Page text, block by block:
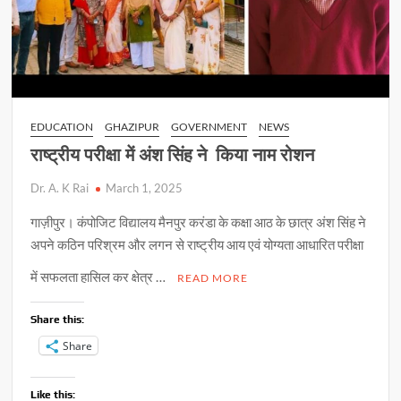
EDUCATION GHAZIPUR GOVERNMENT NEWS
राष्ट्रीय परीक्षा में अंश सिंह ने किया नाम रोशन
Dr. A. K Rai March 1, 2025
गाज़ीपुर। कंपोजिट विद्यालय मैनपुर करंडा के कक्षा आठ के छात्र अंश सिंह ने
अपने कठिन परिश्रम और लगन से राष्ट्रीय आय एवं योग्यता आधारित परीक्षा
में सफलता हासिल कर क्षेत्र …
READ MORE
Share this:
Share
Like this: